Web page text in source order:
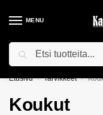
MENU
ILMAINEN
Etusivu / Tarvikkeet /
Koukut